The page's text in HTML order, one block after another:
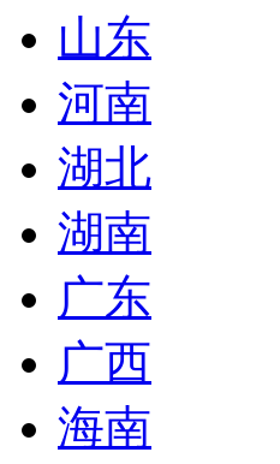
山东
河南
湖北
湖南
广东
广西
海南